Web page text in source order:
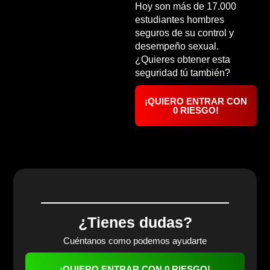
Hoy son más de 17.000
estudiantes hombres
seguros de su control y
desempeño sexual.
¿Quieres obtener esta
seguridad tú también?
¡QUIERO ENTRAR CON
0 RIESGO!
¿Tienes dudas?
Cuéntanos como podemos ayudarte